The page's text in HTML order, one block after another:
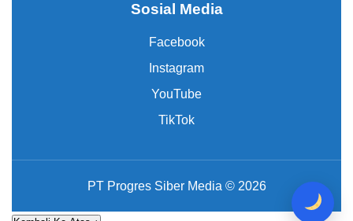
Sosial Media
Facebook
Instagram
YouTube
TikTok
PT Progres Siber Media © 2026